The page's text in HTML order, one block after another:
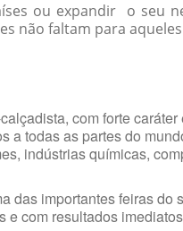
ou expandir o seu
faltam para
com forte
todas as partes do
indústrias químicas,
importantes feiras do
e com resultados imediatos